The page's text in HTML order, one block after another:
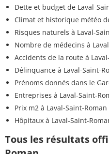
Dette et budget de Laval-
Climat et historique météo
Risques naturels à Laval-
Nombre de médecins à
Accidents de la route à
Délinquance à Laval-Saint-
Prénoms donnés dans le
Entreprises à Laval-Saint-
Prix m2 à Laval-Saint-Roman
Hôpitaux à Laval-Saint-
Tous les résultats